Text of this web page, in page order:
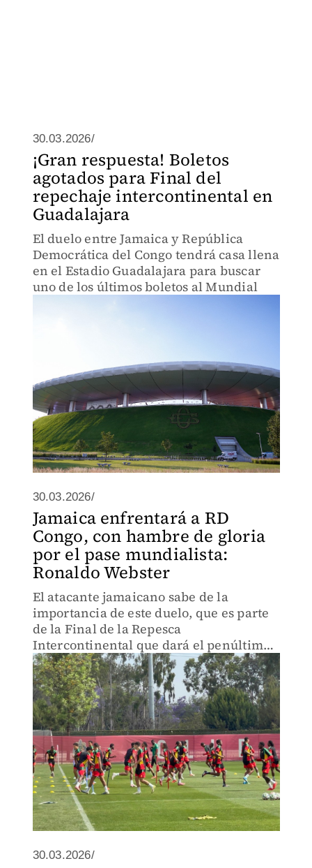
30.03.2026/
¡Gran respuesta! Boletos
agotados para Final del
repechaje intercontinental en
Guadalajara
El duelo entre Jamaica y República
Democrática del Congo tendrá casa llena
en el Estadio Guadalajara para buscar
uno de los últimos boletos al Mundial
30.03.2026/
Jamaica enfrentará a RD
Congo, con hambre de gloria
por el pase mundialista:
Ronaldo Webster
El atacante jamaicano sabe de la
importancia de este duelo, que es parte
de la Final de la Repesca
Intercontinental que dará el penúltimo
boleto a la justa mundialista
30.03.2026/